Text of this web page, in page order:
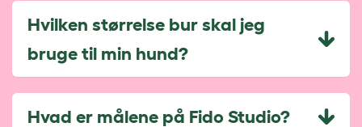
Hvilken størrelse bur skal jeg
bruge til min hund?
Hvad er målene på Fido Studio?